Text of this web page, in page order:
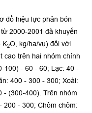
đồ hiệu lực phân bón
2000-2001 đã khuyến
K2O, kg/ha/vụ) đối với
cao trên hai nhóm chính
100) - 60 - 60; Lạc: 40 -
400 - 300 - 300; Xoài:
- (300-400). Trên nhóm
200 - 300; Chôm chôm: